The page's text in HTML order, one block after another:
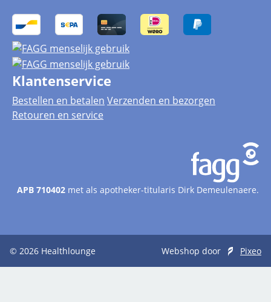
Klantenservice
Bestellen en betalen Verzenden en bezorgen
Retouren en service
APB 710402 met als apotheker-titularis Dirk Demeulenaere.
© 2026 Healthlounge Webshop door Pixeo